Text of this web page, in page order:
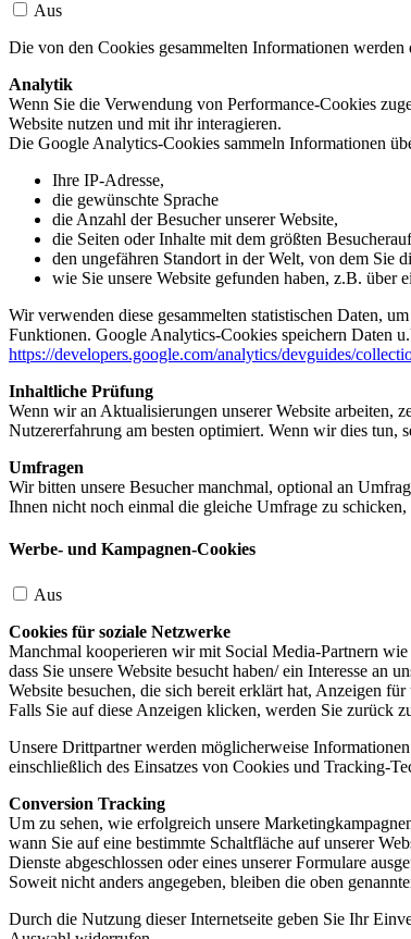
Aus
Die von den Cookies gesammelten Informationen
Analytik
Wenn Sie die Verwendung von Performance-Cookies
Website nutzen und mit ihr interagieren.
Die Google Analytics-Cookies sammeln Informationen
Ihre IP-Adresse,
die gewünschte Sprache
die Anzahl der Besucher unserer Website,
die Seiten oder Inhalte mit dem größten
den ungefähren Standort in der Welt, von dem Sie
wie Sie unsere Website gefunden haben, z.B. über
Wir verwenden diese gesammelten statistischen Daten,
Funktionen. Google Analytics-Cookies speichern Daten
https://developers.google.com/analytics/devguides/
Inhaltliche Prüfung
Wenn wir an Aktualisierungen unserer Website arbeiten,
Nutzererfahrung am besten optimiert. Wenn wir dies tun,
Umfragen
Wir bitten unsere Besucher manchmal, optional an
Ihnen nicht noch einmal die gleiche Umfrage zu schicken,
Werbe- und Kampagnen-Cookies
Aus
Cookies für soziale Netzwerke
Manchmal kooperieren wir mit Social Media-Partnern
dass Sie unsere Website besucht haben/ ein Interesse an
Website besuchen, die sich bereit erklärt hat, Anzeigen
Falls Sie auf diese Anzeigen klicken, werden Sie zurück
Unsere Drittpartner werden möglicherweise
einschließlich des Einsatzes von Cookies und Tracking-
Conversion Tracking
Um zu sehen, wie erfolgreich unsere
wann Sie auf eine bestimmte Schaltfläche auf unserer
Dienste abgeschlossen oder eines unserer Formulare
Soweit nicht anders angegeben, bleiben die oben
Durch die Nutzung dieser Internetseite geben Sie Ihr